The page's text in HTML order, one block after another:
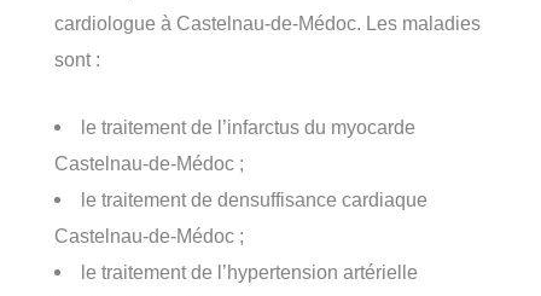
cardiologue à Castelnau-de-Médoc. Les maladies
sont :
le traitement de l’infarctus du myocarde
Castelnau-de-Médoc ;
le traitement de densuffisance cardiaque
Castelnau-de-Médoc ;
le traitement de l’hypertension artérielle